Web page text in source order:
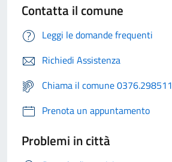
Contatta il comune
Leggi le domande frequenti
Richiedi Assistenza
Chiama il comune 0376.298511
Prenota un appuntamento
Problemi in città